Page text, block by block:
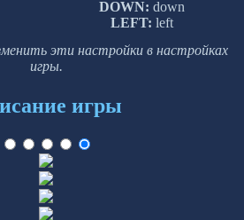
DOWN: down
LEFT: left
эти настройки в настройках
игры.
игры